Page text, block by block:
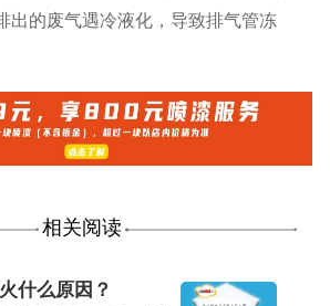
出的废气遇冷液化，导致排气管冻
相关阅读
什么原因？